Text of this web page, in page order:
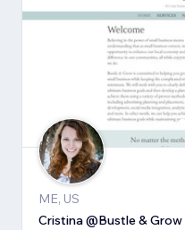
ME, US
Cristina @Bustle & Grow